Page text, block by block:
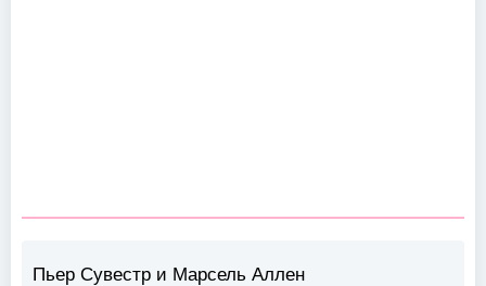
Пьер Сувестр и Марсель Аллен